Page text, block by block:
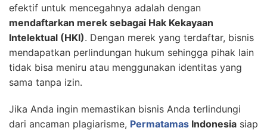
efektif untuk mencegahnya adalah dengan
mendaftarkan merek sebagai Hak Kekayaan
Intelektual (HKI). Dengan merek yang terdaftar, bisnis
mendapatkan perlindungan hukum sehingga pihak lain
tidak bisa meniru atau menggunakan identitas yang
sama tanpa izin.
Jika Anda ingin memastikan bisnis Anda terlindungi
dari ancaman plagiarisme, Permatamas Indonesia siap